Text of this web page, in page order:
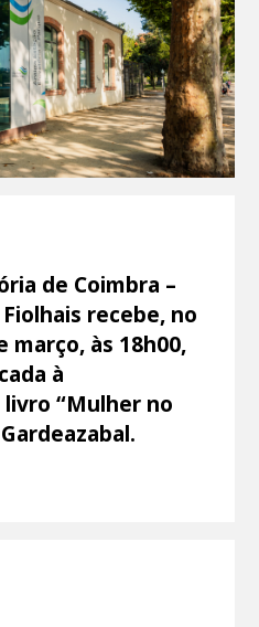
de Coimbra –
recebe, no
março, às 18h00,
à
“Mulher no